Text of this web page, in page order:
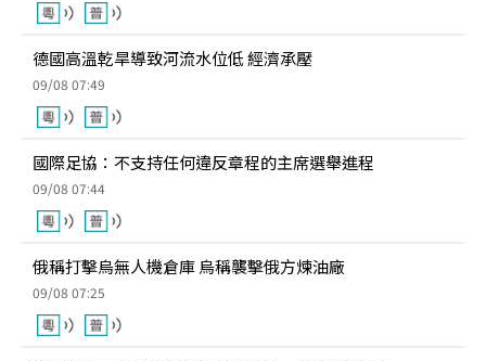
德國高溫乾旱導致河流水位低 經濟承壓
09/08 07:49
國際足協：不支持任何違反章程的主席選舉進程
09/08 07:44
俄稱打擊烏無人機倉庫 烏稱襲擊俄方煉油廠
09/08 07:25